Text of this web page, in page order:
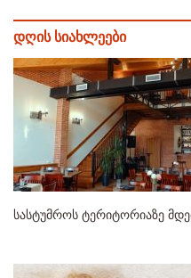
დღის სიახლეები
სასტუმროს ტერიტორიაზე